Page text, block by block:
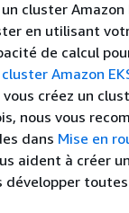
cluster Amazon
en utilisant
de calcul
Amazon
vous créez un
nous vous
dans Mise en
aident à créer
développer